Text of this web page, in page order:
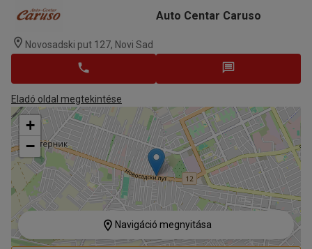
Auto Centar Caruso
Novosadski put 127, Novi Sad
Eladó oldal megtekintése
+
−
Navigáció megnyitása